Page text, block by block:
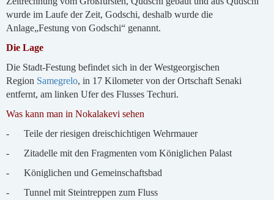
wurde im Laufe der Zeit, Godschi, deshalb wurde die
Anlage„Festung von Godschi“ genannt.
Die Lage
Die Stadt-Festung befindet sich in der Westgeorgischen
Region Samegrelo, in 17 Kilometer von der Ortschaft Senaki
entfernt, am linken Ufer des Flusses Techuri.
Was kann man in Nokalakevi sehen
- Teile der riesigen dreischichtigen Wehrmauer
- Zitadelle mit den Fragmenten vom Königlichen Palast
- Königlichen und Gemeinschaftsbad
- Tunnel mit Steintreppen zum Fluss